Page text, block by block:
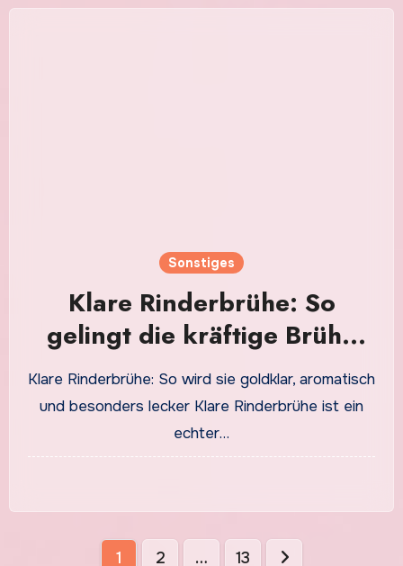
Sonstiges
Klare Rinderbrühe: So
gelingt die kräftige Brühe
mit vollem Geschmack
Klare Rinderbrühe: So wird sie goldklar, aromatisch
und besonders lecker Klare Rinderbrühe ist ein
echter…
Seitennummerierung
1 2 … 13